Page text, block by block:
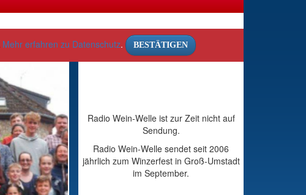
Mehr erfahren zu Datenschutz. BESTÄTIGEN
Radio Wein-Welle ist zur Zeit nicht auf
Sendung.
Radio Wein-Welle sendet seit 2006
jährlich zum Winzerfest in Groß-Umstadt
im September.